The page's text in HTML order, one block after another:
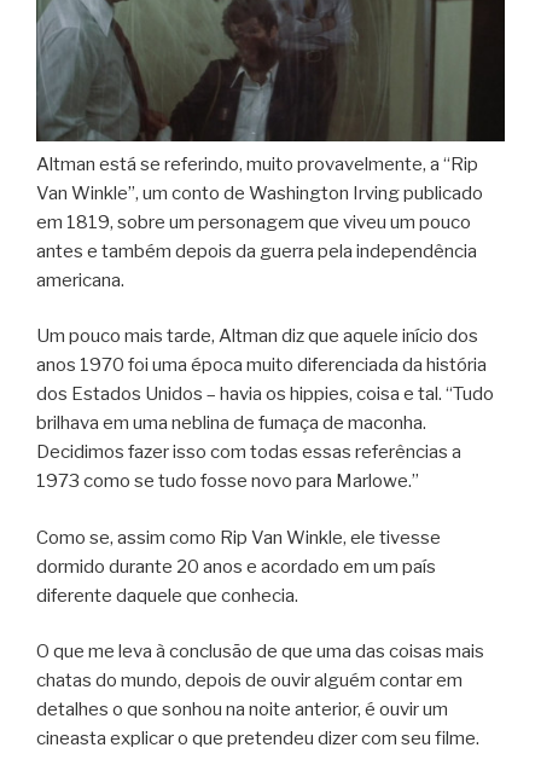
Altman está se referindo, muito provavelmente, a “Rip
Van Winkle”, um conto de Washington Irving publicado
em 1819, sobre um personagem que viveu um pouco
antes e também depois da guerra pela independência
americana.
Um pouco mais tarde, Altman diz que aquele início dos
anos 1970 foi uma época muito diferenciada da história
dos Estados Unidos – havia os hippies, coisa e tal. “Tudo
brilhava em uma neblina de fumaça de maconha.
Decidimos fazer isso com todas essas referências a
1973 como se tudo fosse novo para Marlowe.”
Como se, assim como Rip Van Winkle, ele tivesse
dormido durante 20 anos e acordado em um país
diferente daquele que conhecia.
O que me leva à conclusão de que uma das coisas mais
chatas do mundo, depois de ouvir alguém contar em
detalhes o que sonhou na noite anterior, é ouvir um
cineasta explicar o que pretendeu dizer com seu filme.